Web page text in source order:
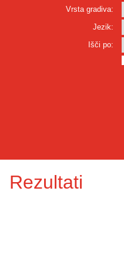
Vrsta gradiva:
Jezik:
Išči po:
Rezultati